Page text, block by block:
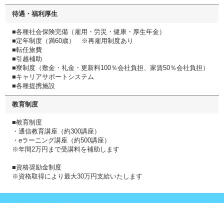
待遇・福利厚生
■各種社会保険完備（雇用・労災・健康・厚生年金）
■定年制度（満60歳） ※再雇用制度あり
■転任旅費
■引越補助
■寮制度（敷金・礼金・更新料100％会社負担、家賃50％会社負担）
■キャリアサポートシステム
■各種提携施設
教育制度
■教育制度
・通信教育講座（約300講座）
・eラーニング講座（約500講座）
※年間2万円まで受講料を補助します
■資格奨励金制度
※資格取得により最大30万円支給いたします